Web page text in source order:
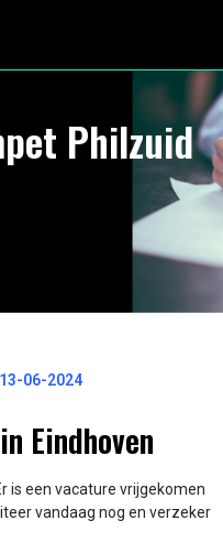
Philzuid
06-2024
Eindhoven
is een vacature vrijgekomen
vandaag nog en verzeker